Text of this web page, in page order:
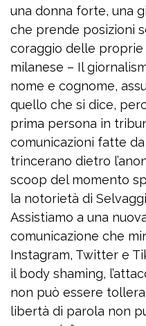
una donna forte, una
che prende posizioni
coraggio delle proprie
milanese – Il
nome e cognome,
quello che si dice,
prima persona in
comunicazioni fatte
trincerano dietro
scoop del momento
la notorietà di
Assistiamo a una
comunicazione che
Instagram, Twitter e
il body shaming,
non può essere
libertà di parola non